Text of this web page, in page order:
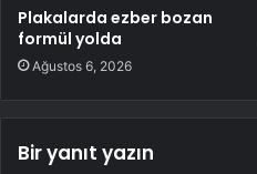
Plakalarda ezber bozan
formül yolda
Ağustos 6, 2026
Bir yanıt yazın